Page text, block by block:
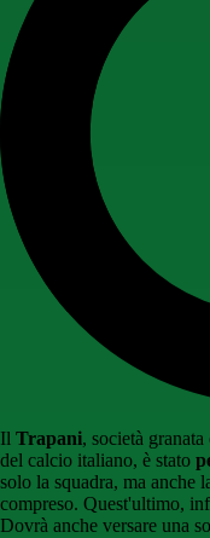
Il Trapani, società
del calcio italiano, è stato
solo la squadra, ma anche
compreso. Quest'ultimo,
Dovrà anche versare una